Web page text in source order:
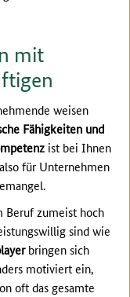
mit
weisen
Fähigkeiten und
ist bei Ihnen
für Unternehmen
Beruf zumeist hoch
sind wie
bringen sich
motiviert ein,
oft das gesamte